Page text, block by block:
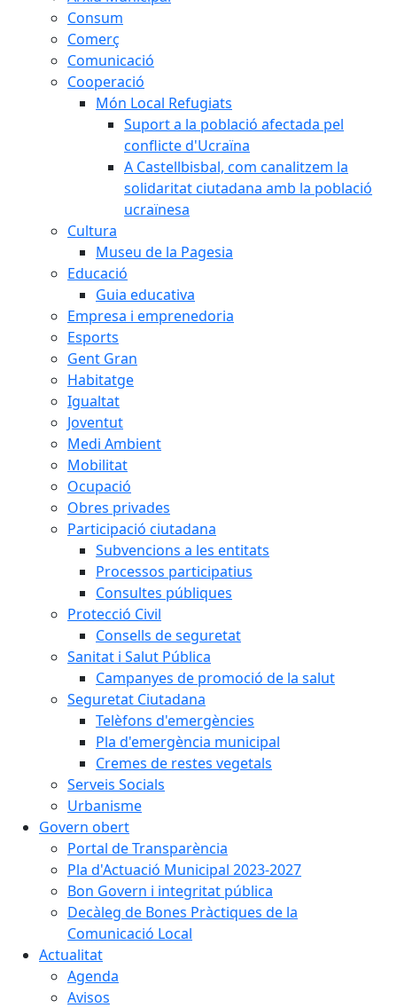
Consum
Comerç
Comunicació
Cooperació
Món Local Refugiats
Suport a la població afectada pel
conflicte d'Ucraïna
A Castellbisbal, com canalitzem la
solidaritat ciutadana amb la població
ucraïnesa
Cultura
Museu de la Pagesia
Educació
Guia educativa
Empresa i emprenedoria
Esports
Gent Gran
Habitatge
Igualtat
Joventut
Medi Ambient
Mobilitat
Ocupació
Obres privades
Participació ciutadana
Subvencions a les entitats
Processos participatius
Consultes públiques
Protecció Civil
Consells de seguretat
Sanitat i Salut Pública
Campanyes de promoció de la salut
Seguretat Ciutadana
Telèfons d'emergències
Pla d'emergència municipal
Cremes de restes vegetals
Serveis Socials
Urbanisme
Govern obert
Portal de Transparència
Pla d'Actuació Municipal 2023-2027
Bon Govern i integritat pública
Decàleg de Bones Pràctiques de la
Comunicació Local
Actualitat
Agenda
Avisos